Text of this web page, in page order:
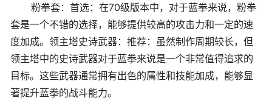
粉拳套：首选：在70级版本中，对于蓝拳来说，粉拳
套是一个不错的选择，能够提供较高的攻击力和一定的速
度加成。领主塔史诗武器：推荐：虽然制作周期较长，但
领主塔中的史诗武器对于蓝拳来说是一个非常值得追求的
目标。这些武器通常拥有出色的属性和技能加成，能够显
著提升蓝拳的战斗能力。